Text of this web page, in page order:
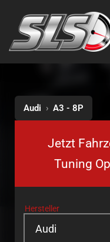
Audi › A3 - 8P
Jetzt
Tuning
Hersteller